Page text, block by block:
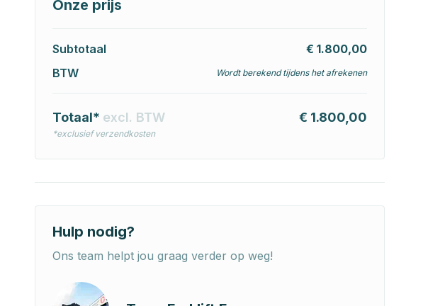
Onze prijs
Subtotaal
€ 1.800,00
BTW
Wordt berekend tijdens het afrekenen
Totaal* excl. BTW
*exclusief verzendkosten
€ 1.800,00
Hulp nodig?
Ons team helpt jou graag verder op weg!